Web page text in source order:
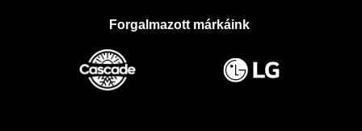
Forgalmazott márkáink